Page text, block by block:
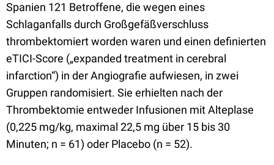
Spanien 121 Betroffene, die wegen eines
Schlaganfalls durch Großgefäßverschluss
thrombektomiert worden waren und einen definierten
eTICI-Score („expanded treatment in cerebral
infarction“) in der Angiografie aufwiesen, in zwei
Gruppen randomisiert. Sie erhielten nach der
Thrombektomie entweder Infusionen mit Alteplase
(0,225 mg/kg, maximal 22,5 mg über 15 bis 30
Minuten; n = 61) oder Placebo (n = 52).